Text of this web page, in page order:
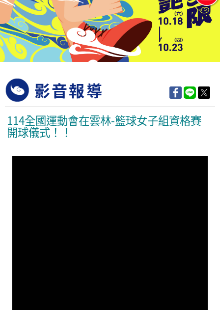
影音報導
114全國運動會在雲林-籃球女子組資格賽
開球儀式！！